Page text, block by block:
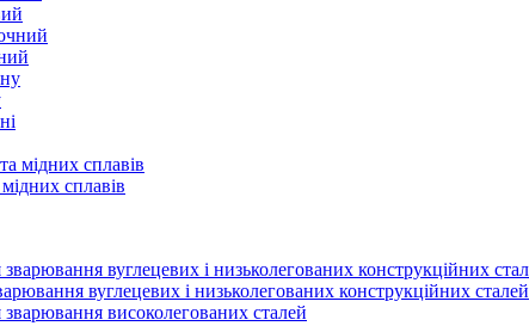
сплавів
вуглецевих і низьколегованих конструкційних сталей